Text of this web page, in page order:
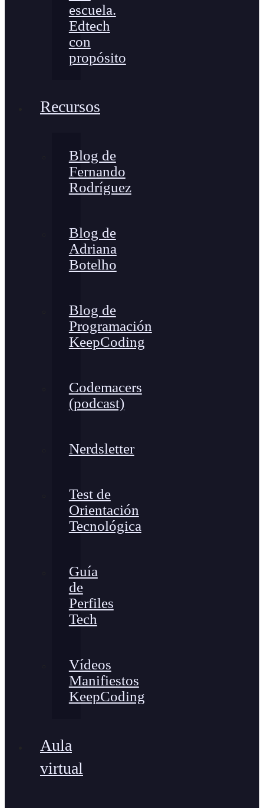
escuela.
Edtech
con
propósito
Recursos
Blog de
Fernando
Rodríguez
Blog de
Adriana
Botelho
Blog de
Programación
KeepCoding
Codemacers
(podcast)
Nerdsletter
Test de
Orientación
Tecnológica
Guía
de
Perfiles
Tech
Vídeos
Manifiestos
KeepCoding
Aula
virtual